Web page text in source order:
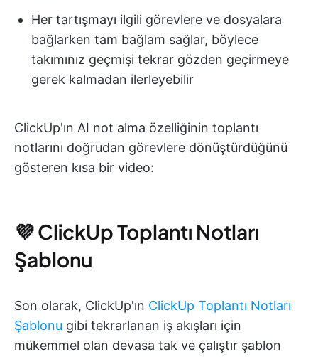
Her tartışmayı ilgili görevlere ve dosyalara
bağlarken tam bağlam sağlar, böylece
takımınız geçmişi tekrar gözden geçirmeye
gerek kalmadan ilerleyebilir
ClickUp'ın AI not alma özelliğinin toplantı
notlarını doğrudan görevlere dönüştürdüğünü
gösteren kısa bir video:
💜 ClickUp Toplantı Notları
Şablonu
Son olarak, ClickUp'ın ClickUp Toplantı Notları
Şablonu gibi tekrarlanan iş akışları için
mükemmel olan devasa tak ve çalıştır şablon